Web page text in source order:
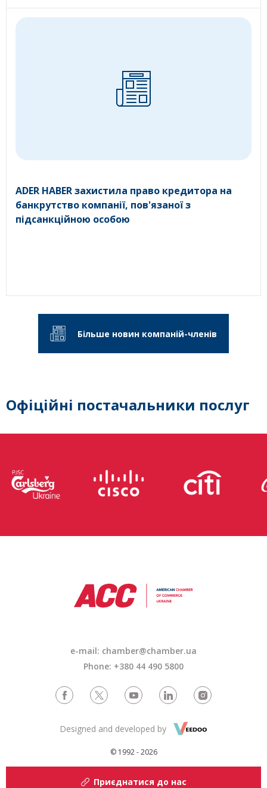
ADER HABER захистила право кредитора на
банкрутство компанії, пов'язаної з
підсанкційною особою
Більше новин компаній-членів
Офіційні постачальники послуг
e-mail: chamber@chamber.ua
Phone: +380 44 490 5800
© 1992 - 2026
Designed and developed by
Приєднатися до нас